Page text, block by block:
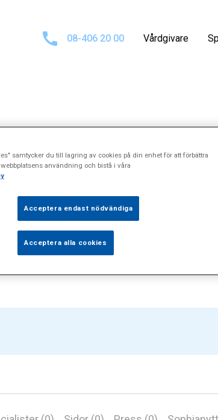
08-406 20 00 Vårdgivare
för
samtycker du till lagring av cookies på din enhet för att förbättra
användning och bistå i våra
Acceptera endast nödvändiga
Acceptera alla cookies